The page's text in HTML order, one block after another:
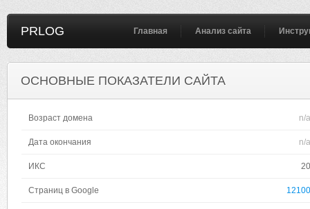
PRLOG Главная Анализ сайта
ОСНОВНЫЕ ПОКАЗАТЕЛИ САЙТА
Возраст домена n/a
Дата окончания n/a
ИКС 20
Страниц в Google 12100